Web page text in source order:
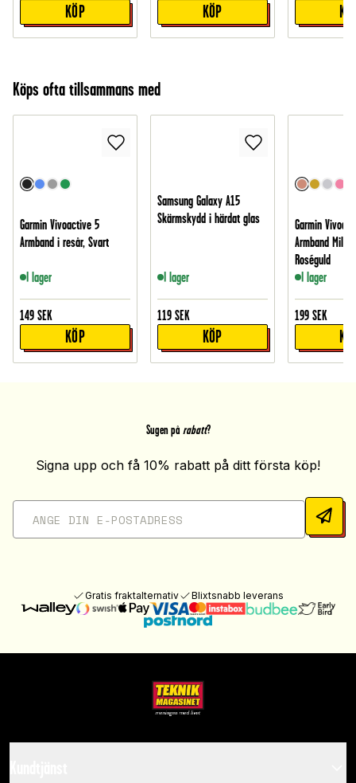
KÖP KÖP
Köps ofta tillsammans med
Garmin Vivoactive 5
Armband i resår, Svart
I lager
149 SEK
KÖP
Samsung Galaxy A15
Skärmskydd i härdat glas
I lager
119 SEK
KÖP
Garmin
Armband
Roséguld
I lager
199 SEK
Sugen på rabatt?
Signa upp och få 10% rabatt på ditt första köp!
Gratis fraktalternativ Blixtsnabb leverans